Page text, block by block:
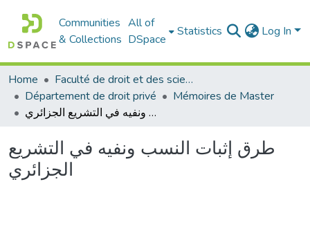
Communities
& Collections
All of
DSpace
Statistics Log In
Home
Faculté de droit et des sciences politiques
Département de droit privé
Mémoires de Master
طرق إثبات النسب ونفيه في التشريع الجزائري
طرق إثبات النسب ونفيه في التشريع
الجزائري